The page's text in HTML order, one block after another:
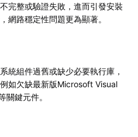
完整或驗證失敗，進而引發安裝
網路穩定性問題更為顯著。
統組件過舊或缺少必要執行庫，
如欠缺最新版Microsoft Visual
鍵元件。